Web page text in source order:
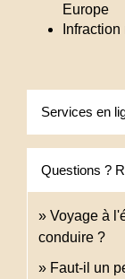
Europe
Services en
Questions ?
Voyage à
conduire ?
Faut-il un